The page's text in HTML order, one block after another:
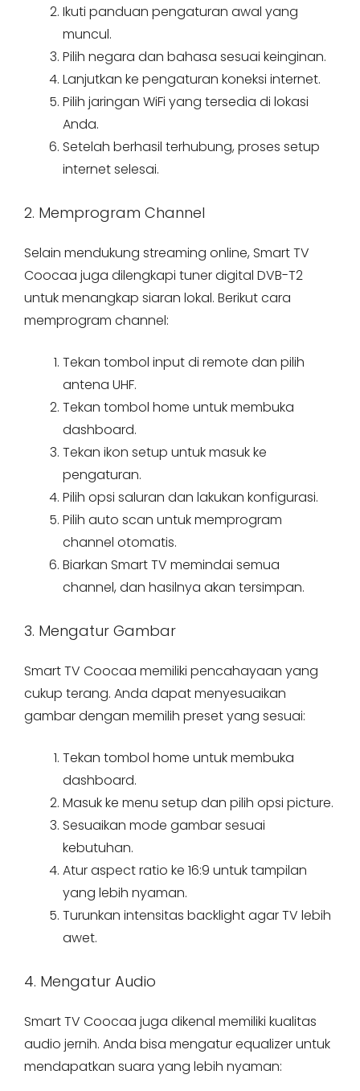
Ikuti panduan pengaturan awal yang
muncul.
Pilih negara dan bahasa sesuai keinginan.
Lanjutkan ke pengaturan koneksi internet.
Pilih jaringan WiFi yang tersedia di lokasi
Anda.
Setelah berhasil terhubung, proses setup
internet selesai.
2. Memprogram Channel
Selain mendukung streaming online, Smart TV
Coocaa juga dilengkapi tuner digital DVB-T2
untuk menangkap siaran lokal. Berikut cara
memprogram channel:
Tekan tombol input di remote dan pilih
antena UHF.
Tekan tombol home untuk membuka
dashboard.
Tekan ikon setup untuk masuk ke
pengaturan.
Pilih opsi saluran dan lakukan konfigurasi.
Pilih auto scan untuk memprogram
channel otomatis.
Biarkan Smart TV memindai semua
channel, dan hasilnya akan tersimpan.
3. Mengatur Gambar
Smart TV Coocaa memiliki pencahayaan yang
cukup terang. Anda dapat menyesuaikan
gambar dengan memilih preset yang sesuai:
Tekan tombol home untuk membuka
dashboard.
Masuk ke menu setup dan pilih opsi picture.
Sesuaikan mode gambar sesuai
kebutuhan.
Atur aspect ratio ke 16:9 untuk tampilan
yang lebih nyaman.
Turunkan intensitas backlight agar TV lebih
awet.
4. Mengatur Audio
Smart TV Coocaa juga dikenal memiliki kualitas
audio jernih. Anda bisa mengatur equalizer untuk
mendapatkan suara yang lebih nyaman: